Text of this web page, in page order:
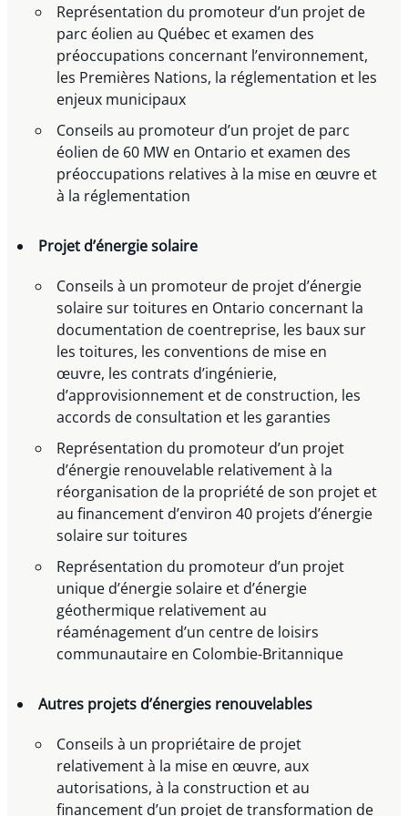
Représentation du promoteur d’un projet de
parc éolien au Québec et examen des
préoccupations concernant l’environnement,
les Premières Nations, la réglementation et les
enjeux municipaux
Conseils au promoteur d’un projet de parc
éolien de 60 MW en Ontario et examen des
préoccupations relatives à la mise en œuvre et
à la réglementation
Projet d’énergie solaire
Conseils à un promoteur de projet d’énergie
solaire sur toitures en Ontario concernant la
documentation de coentreprise, les baux sur
les toitures, les conventions de mise en
œuvre, les contrats d’ingénierie,
d’approvisionnement et de construction, les
accords de consultation et les garanties
Représentation du promoteur d’un projet
d’énergie renouvelable relativement à la
réorganisation de la propriété de son projet et
au financement d’environ 40 projets d’énergie
solaire sur toitures
Représentation du promoteur d’un projet
unique d’énergie solaire et d’énergie
géothermique relativement au
réaménagement d’un centre de loisirs
communautaire en Colombie-Britannique
Autres projets d’énergies renouvelables
Conseils à un propriétaire de projet
relativement à la mise en œuvre, aux
autorisations, à la construction et au
financement d’un projet de transformation de